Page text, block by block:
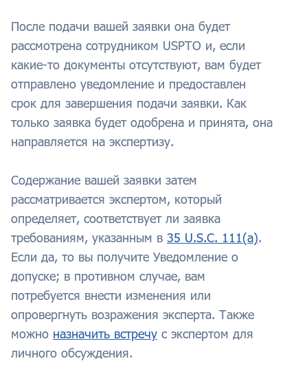
После подачи вашей заявки она будет
рассмотрена сотрудником USPTO и, если
какие-то документы отсутствуют, вам будет
отправлено уведомление и предоставлен
срок для завершения подачи заявки. Как
только заявка будет одобрена и принята, она
направляется на экспертизу.
Содержание вашей заявки затем
рассматривается экспертом, который
определяет, соответствует ли заявка
требованиям, указанным в 35 U.S.C. 111(a).
Если да, то вы получите Уведомление о
допуске; в противном случае, вам
потребуется внести изменения или
опровергнуть возражения эксперта. Также
можно назначить встречу с экспертом для
личного обсуждения.